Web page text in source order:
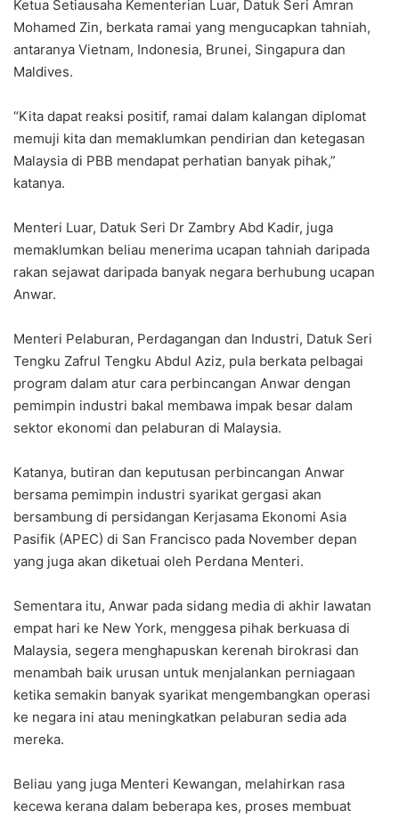
Ketua Setiausaha Kementerian Luar, Datuk Seri Amran
Mohamed Zin, berkata ramai yang mengucapkan tahniah,
antaranya Vietnam, Indonesia, Brunei, Singapura dan
Maldives.
“Kita dapat reaksi positif, ramai dalam kalangan diplomat
memuji kita dan memaklumkan pendirian dan ketegasan
Malaysia di PBB mendapat perhatian banyak pihak,”
katanya.
Menteri Luar, Datuk Seri Dr Zambry Abd Kadir, juga
memaklumkan beliau menerima ucapan tahniah daripada
rakan sejawat daripada banyak negara berhubung ucapan
Anwar.
Menteri Pelaburan, Perdagangan dan Industri, Datuk Seri
Tengku Zafrul Tengku Abdul Aziz, pula berkata pelbagai
program dalam atur cara perbincangan Anwar dengan
pemimpin industri bakal membawa impak besar dalam
sektor ekonomi dan pelaburan di Malaysia.
Katanya, butiran dan keputusan perbincangan Anwar
bersama pemimpin industri syarikat gergasi akan
bersambung di persidangan Kerjasama Ekonomi Asia
Pasifik (APEC) di San Francisco pada November depan
yang juga akan diketuai oleh Perdana Menteri.
Sementara itu, Anwar pada sidang media di akhir lawatan
empat hari ke New York, menggesa pihak berkuasa di
Malaysia, segera menghapuskan kerenah birokrasi dan
menambah baik urusan untuk menjalankan perniagaan
ketika semakin banyak syarikat mengembangkan operasi
ke negara ini atau meningkatkan pelaburan sedia ada
mereka.
Beliau yang juga Menteri Kewangan, melahirkan rasa
kecewa kerana dalam beberapa kes, proses membuat